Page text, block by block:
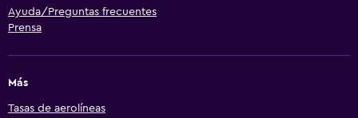
Ayuda/Preguntas frecuentes
Prensa
Más
Tasas de aerolíneas